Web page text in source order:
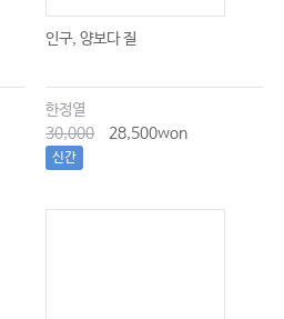
인구, 양보다 질
한정열
30,000
28,500won
신간